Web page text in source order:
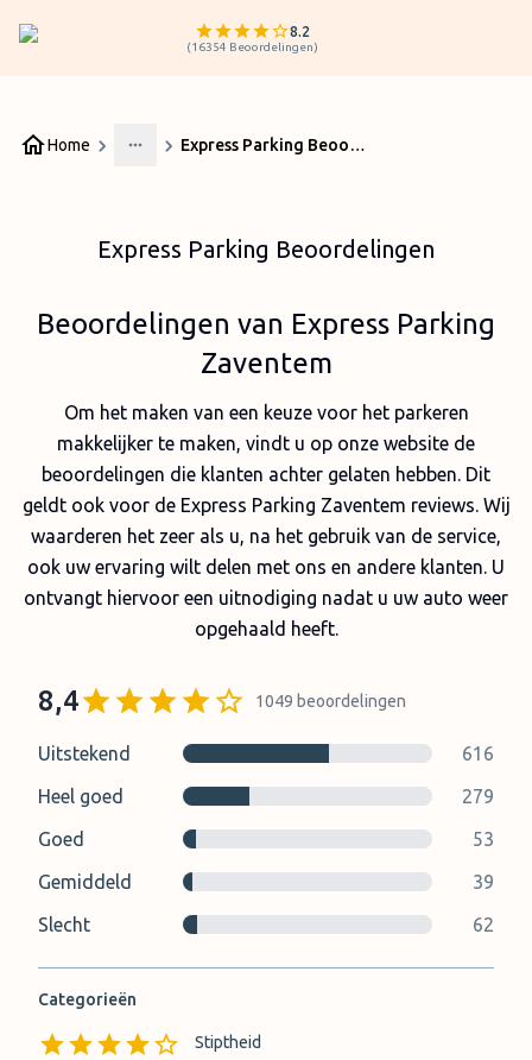
8.2
(16354 Beoordelingen)
Home
More
Express Parking Beoordelingen
Express Parking Beoordelingen
Beoordelingen van Express Parking
Zaventem
Om het maken van een keuze voor het parkeren
makkelijker te maken, vindt u op onze website de
beoordelingen die klanten achter gelaten hebben. Dit
geldt ook voor de Express Parking Zaventem reviews. Wij
waarderen het zeer als u, na het gebruik van de service,
ook uw ervaring wilt delen met ons en andere klanten. U
ontvangt hiervoor een uitnodiging nadat u uw auto weer
opgehaald heeft.
8,4 1049 beoordelingen
Uitstekend
616
Heel goed
279
Goed
53
Gemiddeld
39
Slecht
62
Categorieën
Stiptheid